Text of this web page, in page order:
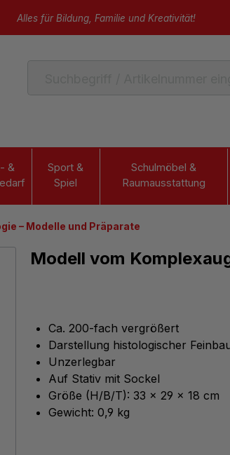
Alles für Bildung, Familie und Kreativität!
&
Sport &
Spiel
Schulmöbel &
Raumausstattung
– Modelle und Präparate
Modell vom
Ca. 200-fach vergrößert
Darstellung histologischer
Unzerlegbar
Auf Stativ mit Sockel
Größe (H/B/T): 33 x 29 x 18 cm
Gewicht: 0,9 kg